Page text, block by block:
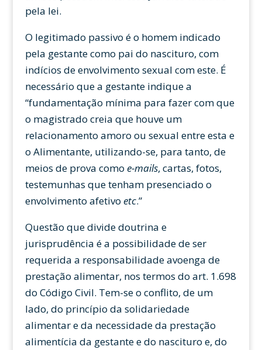
pela lei.
O legitimado passivo é o homem indicado
pela gestante como pai do nascituro, com
indícios de envolvimento sexual com este. É
necessário que a gestante indique a
“fundamentação mínima para fazer com que
o magistrado creia que houve um
relacionamento amoro ou sexual entre esta e
o Alimentante, utilizando-se, para tanto, de
meios de prova como e-mails, cartas, fotos,
testemunhas que tenham presenciado o
envolvimento afetivo etc.”
Questão que divide doutrina e
jurisprudência é a possibilidade de ser
requerida a responsabilidade avoenga de
prestação alimentar, nos termos do art. 1.698
do Código Civil. Tem-se o conflito, de um
lado, do princípio da solidariedade
alimentar e da necessidade da prestação
alimentícia da gestante e do nascituro e, do